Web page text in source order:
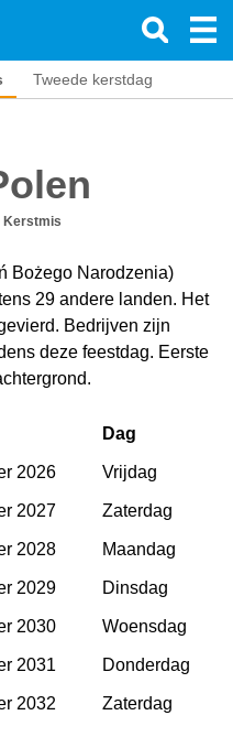
Tweede kerstdag
Kerstmis
Bożego Narodzenia)
29 andere landen. Het
Bedrijven zijn
deze feestdag. Eerste
Dag
2026 Vrijdag
2027 Zaterdag
2028 Maandag
2029 Dinsdag
2030 Woensdag
2031 Donderdag
2032 Zaterdag